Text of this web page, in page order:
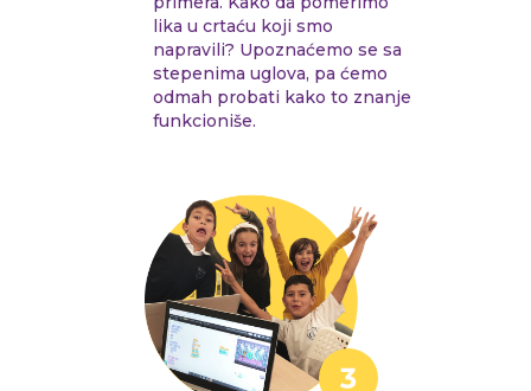
lika u crtaću koji smo
napravili? Upoznaćemo se sa
stepenima uglova, pa ćemo
odmah probati kako to znanje
funkcioniše.